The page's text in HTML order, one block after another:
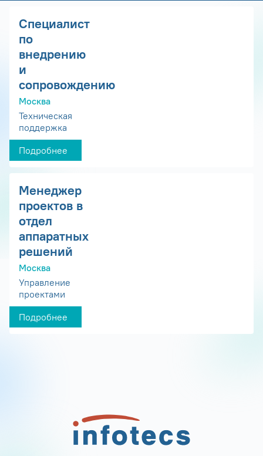
Специалист
по
внедрению
и
сопровождению
Москва
Техническая
поддержка
Подробнее
Менеджер
проектов в
отдел
аппаратных
решений
Москва
Управление
проектами
Подробнее